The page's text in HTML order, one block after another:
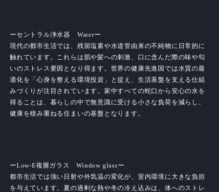
ーセントラル浄水器 Waterー
現代の都市生活では、残留塩素や水道管由来の不純物に日常的に
触れています。これらは肌や髪への刺激、口に含んだ際の味や匂
いのストレス要因となり得ます。世界の健康先進国では水質の最
適化を「心身を整える環境投資」と捉え、生活基盤を支える仕組
みづくりが注目されています。家中すべての蛇口から安心の水を
得ることは、暮らしの中で無意識に受ける小さな負荷を減らし、
健康を積み重ねる住まいの基盤となります。
ーLow-E複層ガラス Window glassー
都市生活では強い日射や外気温の変化が、室内環境に大きな負担
を与えています。夏の過剰な熱や冬の冷え込みは、体へのストレ